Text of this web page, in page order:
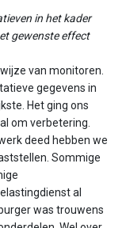
in het kader
gewenste effect
van monitoren.
gegevens in
Het ging ons
om verbetering.
deed hebben we
Sommige
al
was trouwens